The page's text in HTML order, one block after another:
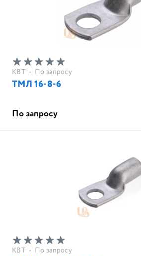
КВТ • По запросу
ТМЛ 16-8-6
По запросу
КВТ • По запросу